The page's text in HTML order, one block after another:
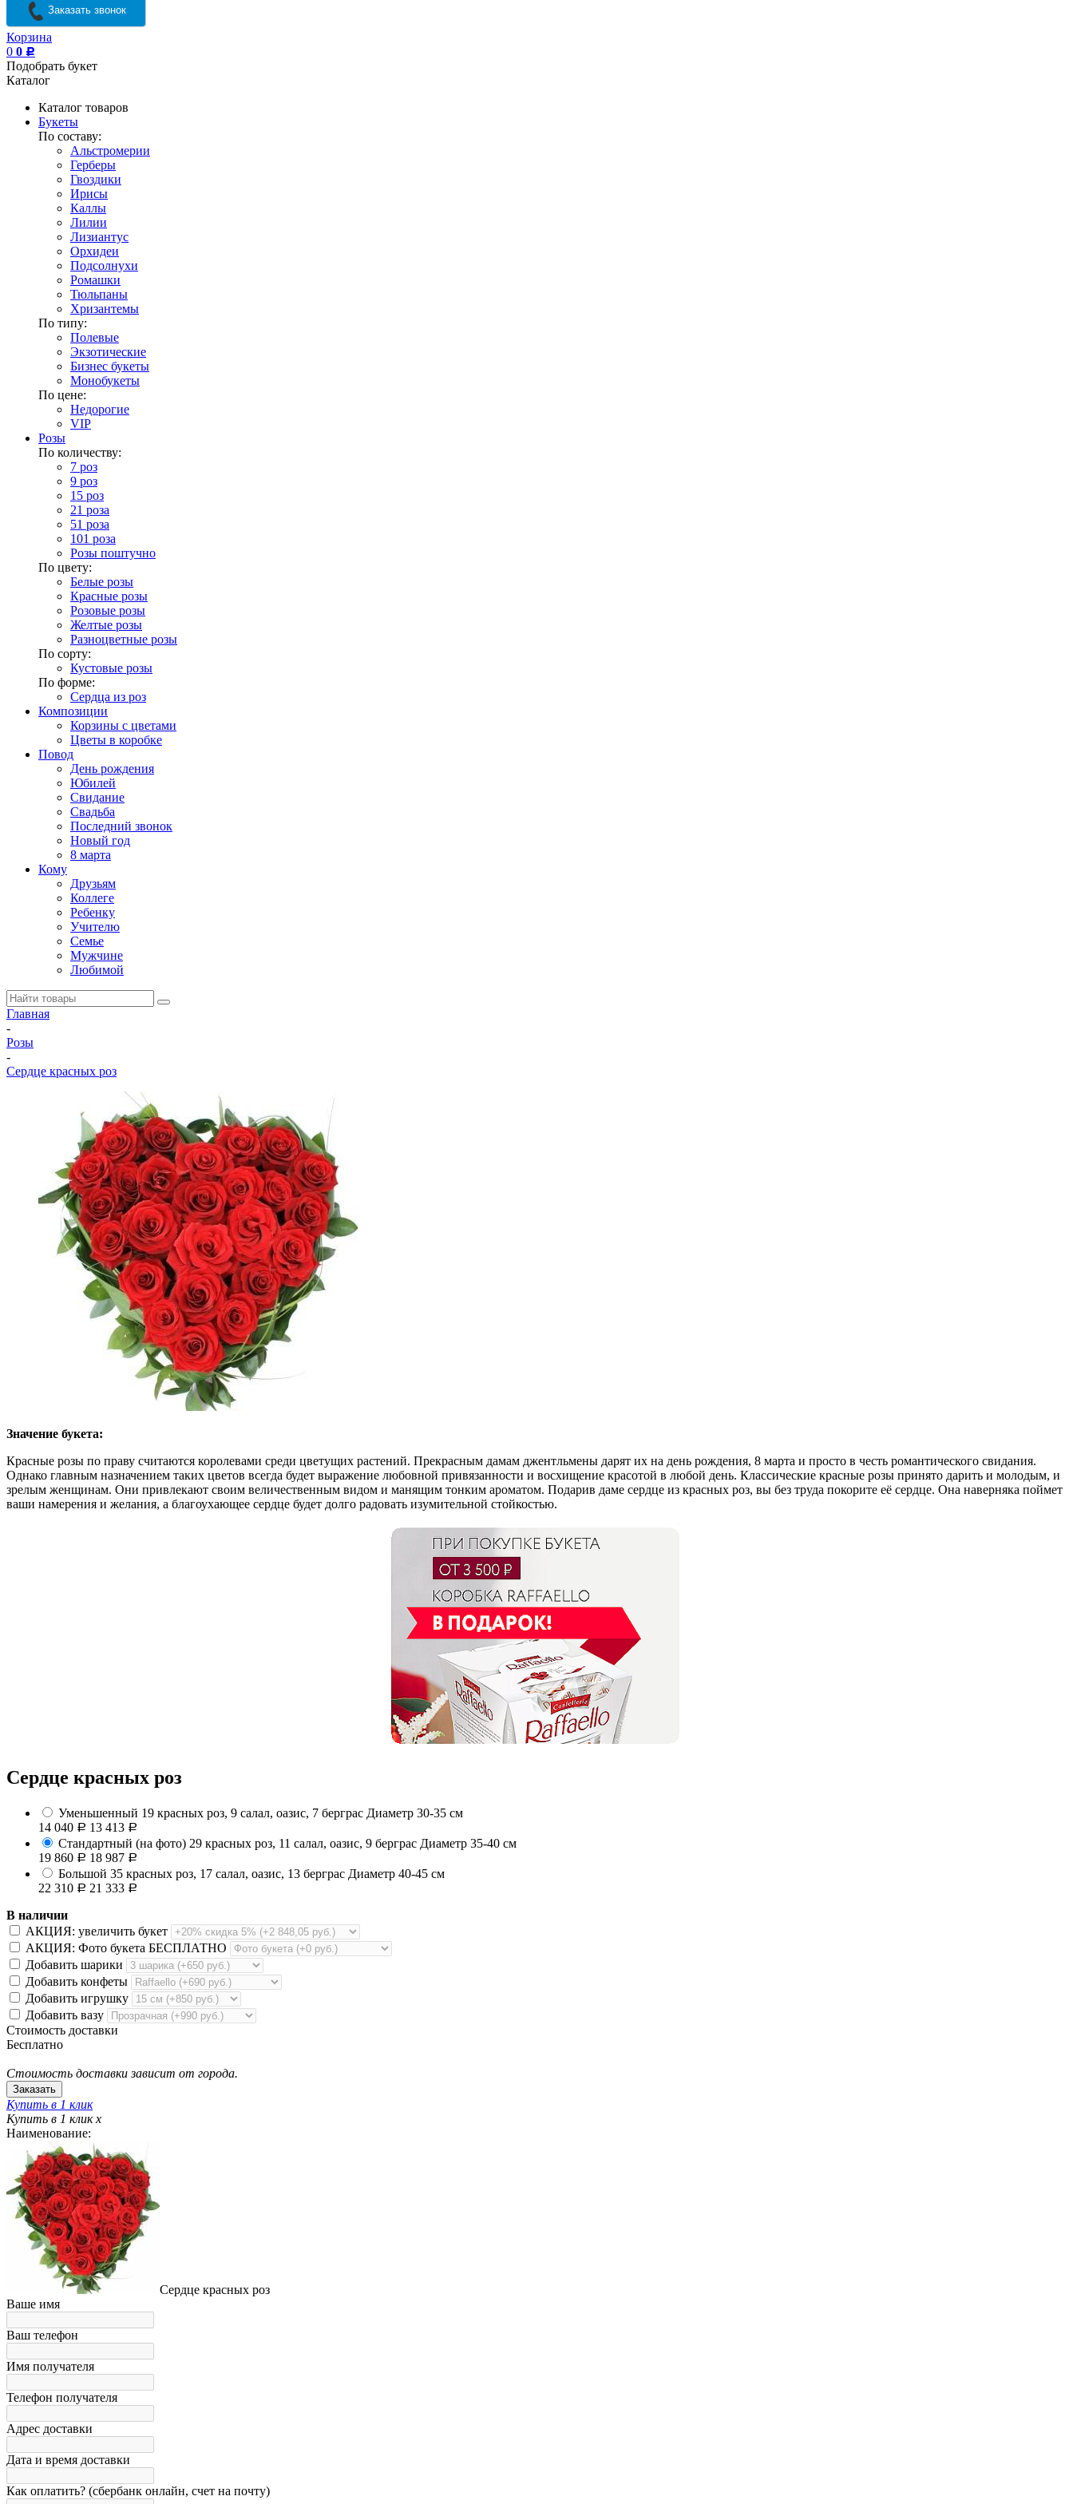
Заказать звонок
Корзина
0 0 Р
Подобрать букет
Каталог
Каталог товаров
Букеты
По составу:
Альстромерии
Герберы
Гвоздики
Ирисы
Каллы
Лилии
Лизиантус
Орхидеи
Подсолнухи
Ромашки
Тюльпаны
Хризантемы
По типу:
Полевые
Экзотические
Бизнес букеты
Монобукеты
По цене:
Недорогие
VIP
Розы
По количеству:
7 роз
9 роз
15 роз
21 роза
51 роза
101 роза
Розы поштучно
По цвету:
Белые розы
Красные розы
Розовые розы
Желтые розы
Разноцветные розы
По сорту:
Кустовые розы
По форме:
Сердца из роз
Композиции
Корзины с цветами
Цветы в коробке
Повод
День рождения
Юбилей
Свидание
Свадьба
Последний звонок
Новый год
8 марта
Кому
Друзьям
Коллеге
Ребенку
Учителю
Семье
Мужчине
Любимой
Главная
-
Розы
-
Сердце красных роз
Значение букета:
Красные розы по праву считаются королевами среди цветущих растений. Прекрасным дамам джентльмены дарят их на день рождения, 8 марта и просто в честь романтического свидания.
Однако главным назначением таких цветов всегда будет выражение любовной привязанности и восхищение красотой в любой день. Классические красные розы принято дарить и молодым, и
зрелым женщинам. Они привлекают своим величественным видом и манящим тонким ароматом. Подарив даме сердце из красных роз, вы без труда покорите её сердце. Она наверняка поймет
ваши намерения и желания, а благоухающее сердце будет долго радовать изумительной стойкостью.
Сердце красных роз
Уменьшенный 19 красных роз, 9 салал, оазис, 7 берграс Диаметр 30-35 см
14 040 Р 13 413 Р
Стандартный (на фото) 29 красных роз, 11 салал, оазис, 9 берграс Диаметр 35-40 см
19 860 Р 18 987 Р
Большой 35 красных роз, 17 салал, оазис, 13 берграс Диаметр 40-45 см
22 310 Р 21 333 Р
В наличии
АКЦИЯ: увеличить букет
АКЦИЯ: Фото букета БЕСПЛАТНО
Добавить шарики
Добавить конфеты
Добавить игрушку
Добавить вазу
Стоимость доставки
Бесплатно
Стоимость доставки зависит от города.
Купить в 1 клик
Купить в 1 клик x
Наименование:
Сердце красных роз
Ваше имя
Ваш телефон
Имя получателя
Телефон получателя
Адрес доставки
Дата и время доставки
Как оплатить? (сбербанк онлайн, счет на почту)